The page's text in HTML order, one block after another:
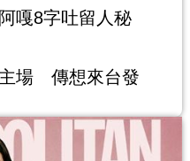
嘎8字吐留人秘
場 傳想來台發